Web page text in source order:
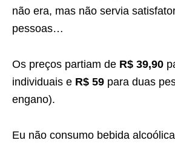
não era, mas não servia
pessoas…
Os preços partiam de R$ 39,90
individuais e R$ 59 para duas
engano).
Eu não consumo bebida